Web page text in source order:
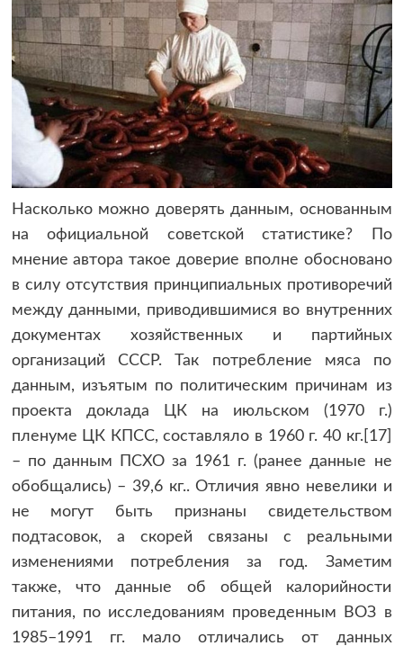
Насколько можно доверять данным, основанным
на официальной советской статистике? По
мнение автора такое доверие вполне обосновано
в силу отсутствия принципиальных противоречий
между данными, приводившимися во внутренних
документах хозяйственных и партийных
организаций СССР. Так потребление мяса по
данным, изъятым по политическим причинам из
проекта доклада ЦК на июльском (1970 г.)
пленуме ЦК КПСС, составляло в 1960 г. 40 кг.[17]
– по данным ПСХО за 1961 г. (ранее данные не
обобщались) – 39,6 кг.. Отличия явно невелики и
не могут быть признаны свидетельством
подтасовок, а скорей связаны с реальными
изменениями потребления за год. Заметим
также, что данные об общей калорийности
питания, по исследованиям проведенным ВОЗ в
1985–1991 гг. мало отличались от данных